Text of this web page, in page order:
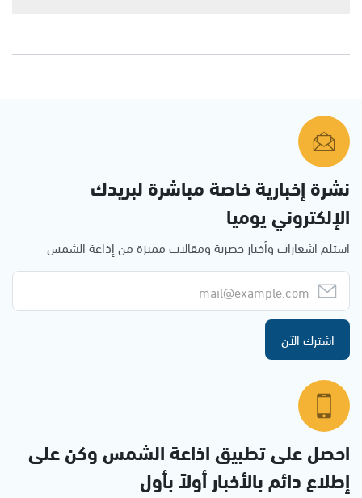
نشرة إخبارية خاصة مباشرة لبريدك
الإلكتروني يوميا
استلم اشعارات وأخبار حصرية ومقالات مميزة من إذاعة الشمس
اشترك الآن
احصل على تطبيق اذاعة الشمس وكن على
إطلاع دائم بالأخبار أولاً بأول